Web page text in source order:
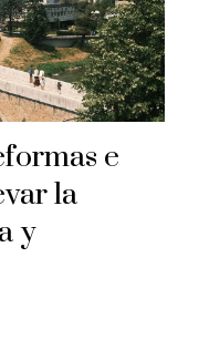
e
la
y